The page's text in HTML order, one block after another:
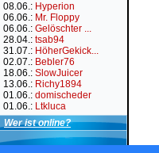
08.06.: Hyperion
06.06.: Mr. Floppy
06.06.: Gelöschter ...
28.04.: tsab94
31.07.: HöherGekick...
02.07.: Bebler76
18.06.: SlowJuicer
13.06.: Richy1894
01.06.: domischeder
01.06.: Ltkluca
Wer ist online?